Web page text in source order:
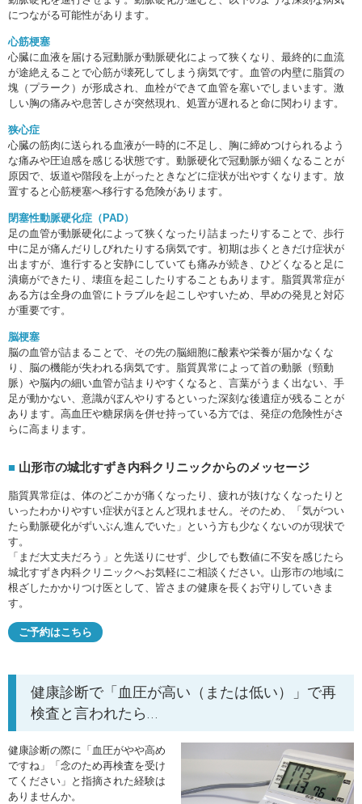
につながる可能性があります。
心筋梗塞
心臓に血液を届ける冠動脈が動脈硬化によって狭くなり、最終的に血流
が途絶えることで心筋が壊死してしまう病気です。血管の内壁に脂質の
塊（プラーク）が形成され、血栓ができて血管を塞いでしまいます。激
しい胸の痛みや息苦しさが突然現れ、処置が遅れると命に関わります。
狭心症
心臓の筋肉に送られる血液が一時的に不足し、胸に締めつけられるよう
な痛みや圧迫感を感じる状態です。動脈硬化で冠動脈が細くなることが
原因で、坂道や階段を上がったときなどに症状が出やすくなります。放
置すると心筋梗塞へ移行する危険があります。
閉塞性動脈硬化症（PAD）
足の血管が動脈硬化によって狭くなったり詰まったりすることで、歩行
中に足が痛んだりしびれたりする病気です。初期は歩くときだけ症状が
出ますが、進行すると安静にしていても痛みが続き、ひどくなると足に
潰瘍ができたり、壊疽を起こしたりすることもあります。脂質異常症が
ある方は全身の血管にトラブルを起こしやすいため、早めの発見と対応
が重要です。
脳梗塞
脳の血管が詰まることで、その先の脳細胞に酸素や栄養が届かなくな
り、脳の機能が失われる病気です。脂質異常によって首の動脈（頸動
脈）や脳内の細い血管が詰まりやすくなると、言葉がうまく出ない、手
足が動かない、意識がぼんやりするといった深刻な後遺症が残ることが
あります。高血圧や糖尿病を併せ持っている方では、発症の危険性がさ
らに高まります。
山形市の城北すずき内科クリニックからのメッセージ
脂質異常症は、体のどこかが痛くなったり、疲れが抜けなくなったりと
いったわかりやすい症状がほとんど現れません。そのため、「気がつい
たら動脈硬化がずいぶん進んでいた」という方も少なくないのが現状で
す。
「まだ大丈夫だろう」と先送りにせず、少しでも数値に不安を感じたら
城北すずき内科クリニックへお気軽にご相談ください。山形市の地域に
根ざしたかかりつけ医として、皆さまの健康を長くお守りしていきま
す。
ご予約はこちら
健康診断で「血圧が高い（または低い）」で再
検査と言われたら…
健康診断の際に「血圧がやや高め
ですね」「念のため再検査を受け
てください」と指摘された経験は
ありませんか。